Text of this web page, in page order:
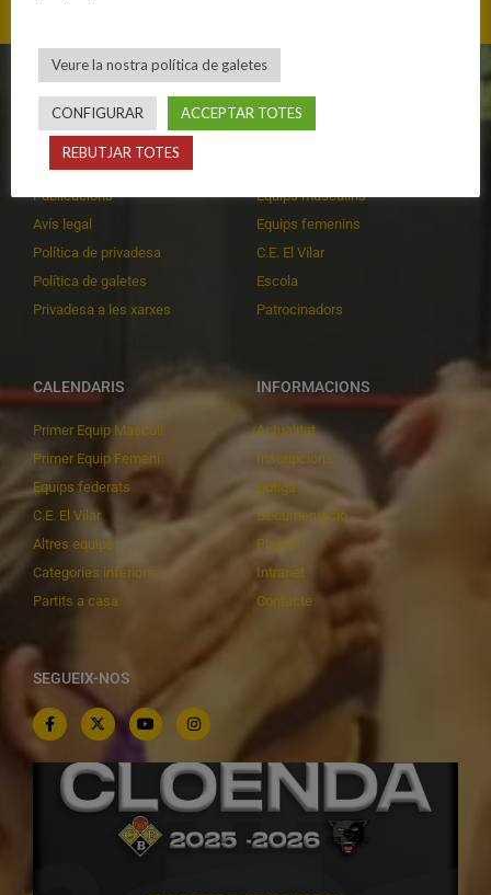
CLUB
Història
Organització
Publicacions
Avís legal
Política de privadesa
Política de galetes
Privadesa a les xarxes
EQUIPS
Equips masculins
Equips femenins
C.E. El Vilar
Escola
Patrocinadors
CALENDARIS
Primer Equip Masculí
Primer Equip Femení
Equips federats
C.E. El Vilar
Altres equips
Categories inferiors
Partits a casa
INFORMACIONS
Actualitat
Inscripcions
Botiga
Documentació
Playoff
Intranet
Contacte
SEGUEIX-NOS
Veure la nostra política de galetes
CONFIGURAR ACCEPTAR TOTES
REBUTJAR TOTES